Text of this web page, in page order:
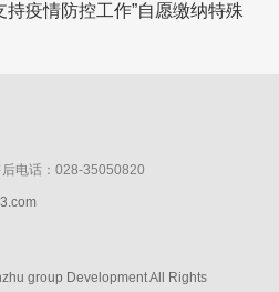
持疫情防控工作”自愿缴纳特殊
电话：028-35050820
group Development All Rights